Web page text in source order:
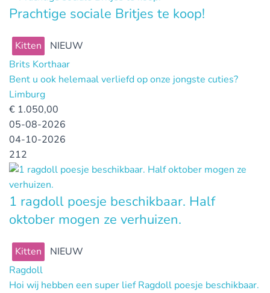
Prachtige sociale Britjes te koop!
Kitten
NIEUW
Brits Korthaar
Bent u ook helemaal verliefd op onze jongste cuties?
Limburg
€ 1.050,00
05-08-2026
04-10-2026
212
1 ragdoll poesje beschikbaar. Half
oktober mogen ze verhuizen.
Kitten
NIEUW
Ragdoll
Hoi wij hebben een super lief Ragdoll poesje beschikbaar.